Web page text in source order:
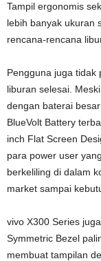
Tampil ergonomis
lebih banyak ukuran
rencana-rencana
Pengguna juga tidak
liburan selesai.
dengan baterai
BlueVolt Battery
inch Flat Screen
para power user
berkeliling di dalam
market sampai
vivo X300 Series
Symmetric Bezel
membuat tampilan